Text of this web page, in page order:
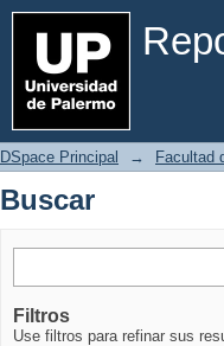
Buscar
DSpace Principal → Facultad
Buscar
Filtros
Use filtros para refinar sus